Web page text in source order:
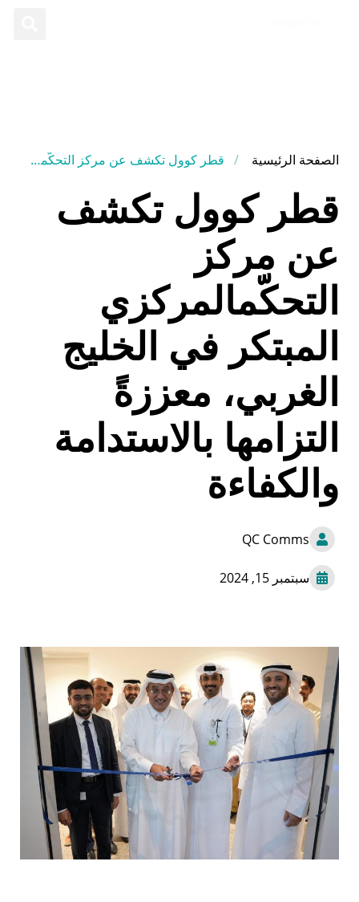
الصفحة الرئيسية قطر كوول تكشف عن مركز التحكّمالمركزي المبتكر في الخليج الغربي، معززةً التزامها بالاستدامة والكفاءة
قطر كوول تكشف
عن مركز
التحكّمالمركزي
المبتكر في الخليج
الغربي، معززةً
التزامها بالاستدامة
والكفاءة
QC Comms
سبتمبر 15, 2024